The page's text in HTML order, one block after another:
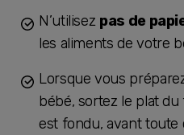
N’utilisez pas de
les aliments de votre
Lorsque vous
bébé, sortez le plat
est fondu, avant toute